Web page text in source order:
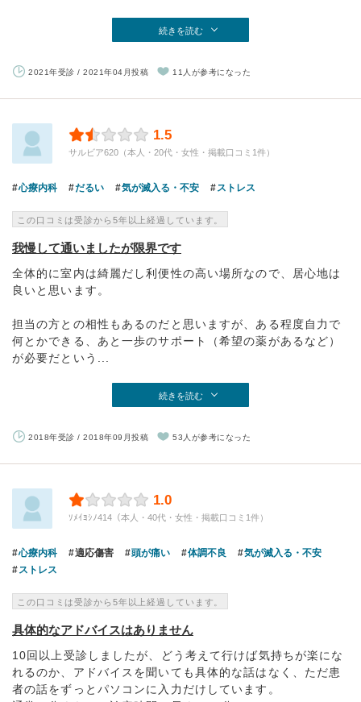
続きを読む
2021年受診 / 2021年04月投稿 11人が参考になった
1.5
サルビア620（本人・20代・女性・掲載口コミ1件）
心療内科 だるい 気が滅入る・不安 ストレス
この口コミは受診から5年以上経過しています。
我慢して通いましたが限界です
全体的に室内は綺麗だし利便性の高い場所なので、居心地は
良いと思います。
担当の方との相性もあるのだと思いますが、ある程度自力で
何とかできる、あと一歩のサポート（希望の薬があるなど）
が必要だという...
続きを読む
2018年受診 / 2018年09月投稿 53人が参考になった
1.0
ｿﾒｲﾖｼﾉ414（本人・40代・女性・掲載口コミ1件）
心療内科 適応傷害 頭が痛い 体調不良
気が滅入る・不安
ストレス
この口コミは受診から5年以上経過しています。
具体的なアドバイスはありません
10回以上受診しましたが、どう考えて行けば気持ちが楽にな
れるのか、アドバイスを聞いても具体的な話はなく、ただ患
者の話をずっとパソコンに入力だけしています。